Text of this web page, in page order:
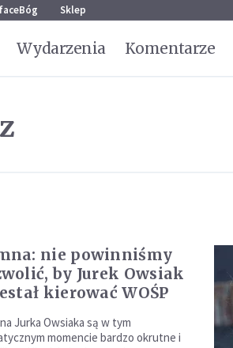
faceBóg Sklep
Wydarzenia Komentarze
nie powinniśmy
by Jurek Owsiak
kierować WOŚP
Jurka Owsiaka są w tym
momencie bardzo okrutne i